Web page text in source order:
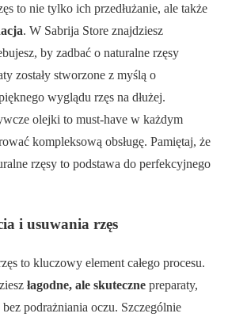
to nie tylko ich przedłużanie, ale także
. W Sabrija Store znajdziesz
by zadbać o naturalne rzęsy
zostały stworzone z myślą o
wyglądu rzęs na dłużej.
olejki to must-have w każdym
kompleksową obsługę. Pamiętaj, że
rzęsy to podstawa do perfekcyjnego
i usuwania rzęs
to kluczowy element całego procesu.
łagodne, ale skuteczne preparaty,
podrażniania oczu. Szczególnie